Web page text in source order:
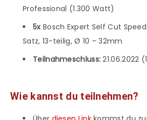
Professional (1.300 Watt)
5x Bosch Expert Self Cut
Satz, 13-teilig, Ø 10 – 32mm
Teilnahmeschluss:21.06.2022
Wie kannst du teilnehmen?